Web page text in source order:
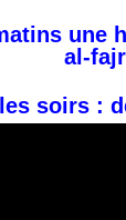
une
al-fajr
soirs :